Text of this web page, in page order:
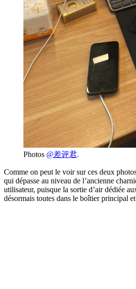
Photos @差评君.
Comme on peut le voir sur ces deux
qui dépasse au niveau de l’ancienne
utilisateur, puisque la sortie d’air dédiée
désormais toutes dans le boîtier principal